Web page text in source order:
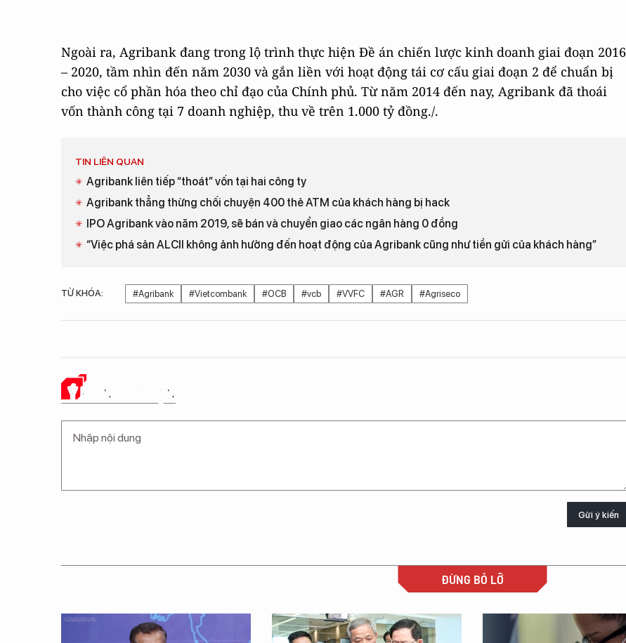
Ngoài ra, Agribank đang trong lộ trình thực hiện Đề án chiến lược kinh doanh giai đoạn 2016
– 2020, tầm nhìn đến năm 2030 và gắn liền với hoạt động tái cơ cấu giai đoạn 2 để chuẩn bị
cho việc cổ phần hóa theo chỉ đạo của Chính phủ. Từ năm 2014 đến nay, Agribank đã thoái
vốn thành công tại 7 doanh nghiệp, thu về trên 1.000 tỷ đồng./.
TIN LIÊN QUAN
Agribank liên tiếp “thoát” vốn tại hai công ty
Agribank thẳng thừng chối chuyện 400 thẻ ATM của khách hàng bị hack
IPO Agribank vào năm 2019, sẽ bán và chuyển giao các ngân hàng 0 đồng
“Việc phá sản ALCII không ảnh hưởng đến hoạt động của Agribank cũng như tiền gửi của khách hàng”
TỪ KHÓA: #Agribank #Vietcombank #OCB #vcb #VVFC #AGR #Agriseco
Ý KIẾN CỦA BẠN
Gửi ý kiến
ĐỪNG BỎ LỠ